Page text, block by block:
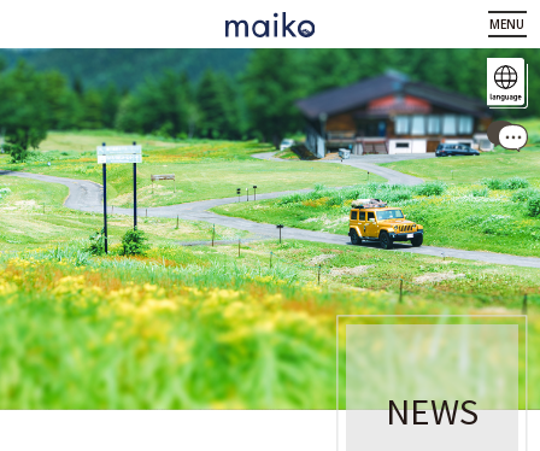
MENU
NEWS